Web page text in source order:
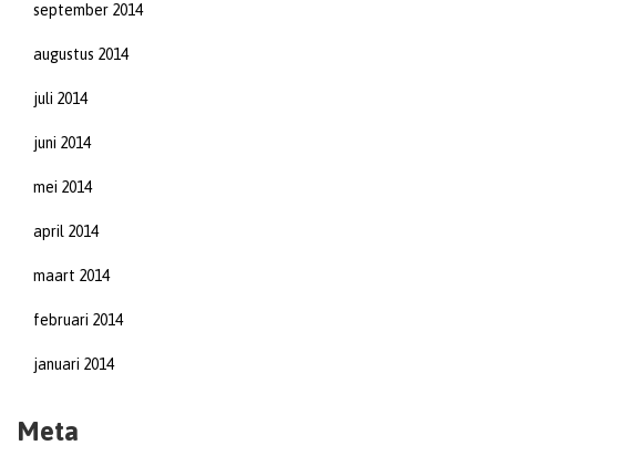
september 2014
augustus 2014
juli 2014
juni 2014
mei 2014
april 2014
maart 2014
februari 2014
januari 2014
Meta